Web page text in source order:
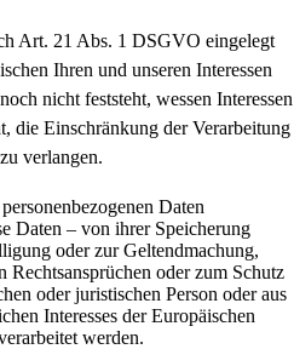
Art. 21 Abs. 1 DSGVO eingelegt
Ihren und unseren Interessen
nicht feststeht, wessen Interessen
die Einschränkung der Verarbeitung
verlangen.
Daten
Daten – von ihrer Speicherung
oder zur Geltendmachung,
oder zum Schutz
oder juristischen Person oder aus
Interesses der Europäischen
werden.